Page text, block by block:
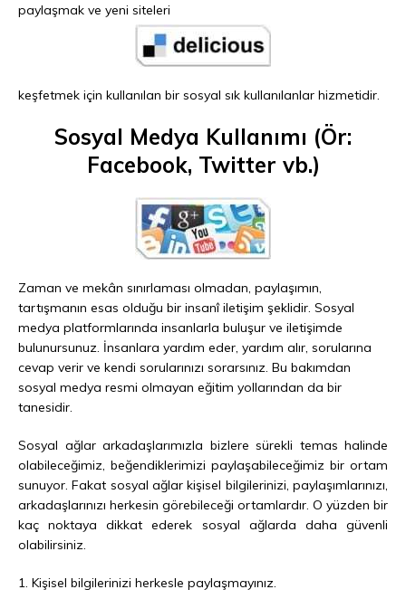
paylaşmak ve yeni siteleri
keşfetmek için kullanılan bir sosyal sık kullanılanlar hizmetidir.
Sosyal Medya Kullanımı (Ör:
Facebook, Twitter vb.)
Zaman ve mekân sınırlaması olmadan, paylaşımın,
tartışmanın esas olduğu bir insanî iletişim şeklidir. Sosyal
medya platformlarında insanlarla buluşur ve iletişimde
bulunursunuz. İnsanlara yardım eder, yardım alır, sorularına
cevap verir ve kendi sorularınızı sorarsınız. Bu bakımdan
sosyal medya resmi olmayan eğitim yollarından da bir
tanesidir.
Sosyal ağlar arkadaşlarımızla bizlere sürekli temas halinde
olabileceğimiz, beğendiklerimizi paylaşabileceğimiz bir ortam
sunuyor. Fakat sosyal ağlar kişisel bilgilerinizi, paylaşımlarınızı,
arkadaşlarınızı herkesin görebileceği ortamlardır. O yüzden bir
kaç noktaya dikkat ederek sosyal ağlarda daha güvenli
olabilirsiniz.
1. Kişisel bilgilerinizi herkesle paylaşmayınız.